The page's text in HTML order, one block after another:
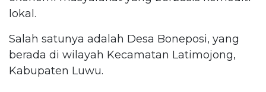
lokal.
Salah satunya adalah Desa Boneposi, yang
berada di wilayah Kecamatan Latimojong,
Kabupaten Luwu.